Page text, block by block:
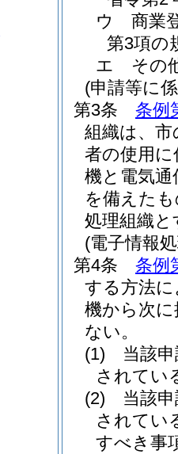
ウ
商業
第3項の
エ
その
(申請等に
第3条
条例
組織は、
者の使用
機と電気
を備えた
処理組織と
(電子情報
第4条
条例
する方法
機から次
ない。
(1)
当該
されてい
(2)
当該
されてい
すべき事